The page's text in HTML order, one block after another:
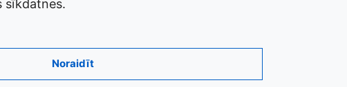
sīkdatnes.
Noraidīt